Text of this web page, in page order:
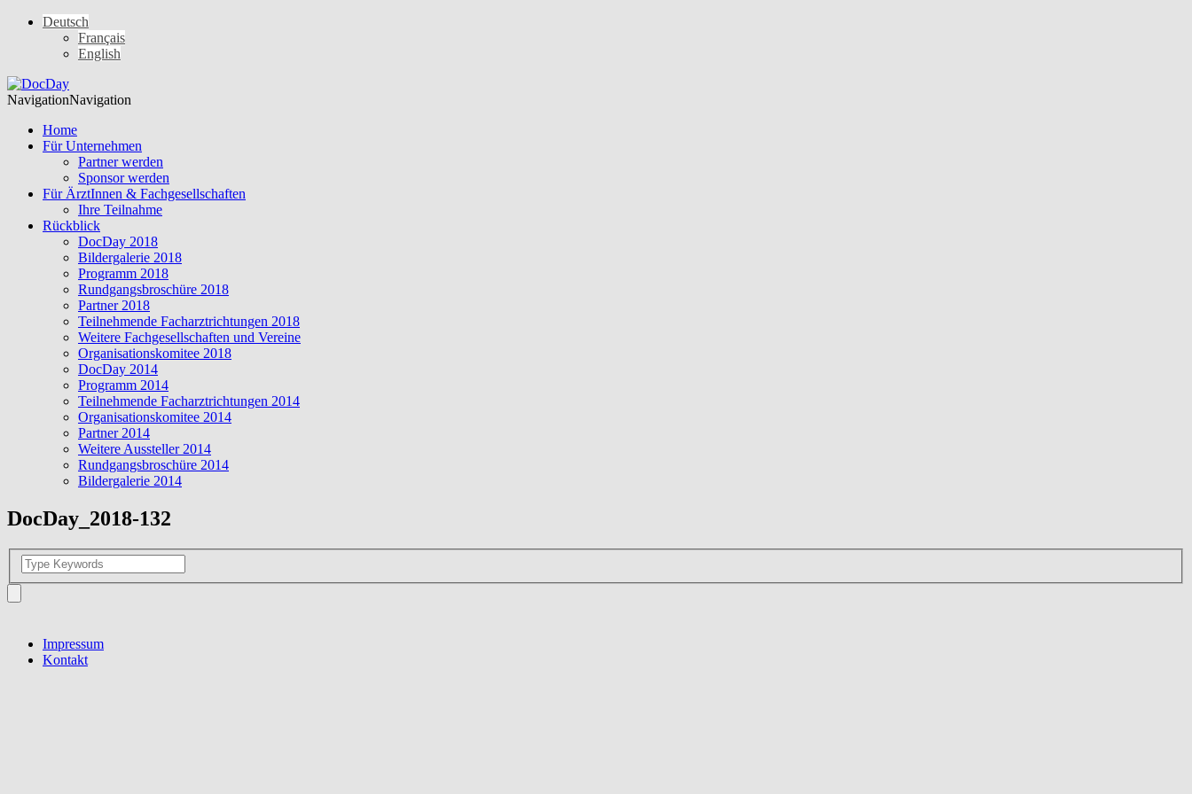
Deutsch
Français
English
NavigationNavigation
Home
Für Unternehmen
Partner werden
Sponsor werden
Für ÄrztInnen & Fachgesellschaften
Ihre Teilnahme
Rückblick
DocDay 2018
Bildergalerie 2018
Programm 2018
Rundgangsbroschüre 2018
Partner 2018
Teilnehmende Facharztrichtungen 2018
Weitere Fachgesellschaften und Vereine
Organisationskomitee 2018
DocDay 2014
Programm 2014
Teilnehmende Facharztrichtungen 2014
Organisationskomitee 2014
Partner 2014
Weitere Aussteller 2014
Rundgangsbroschüre 2014
Bildergalerie 2014
DocDay_2018-132
Impressum
Kontakt